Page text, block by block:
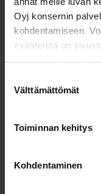
Oyj konsernin
kohdentamiseen.
evästeistä on
toiminnan kannalta
valinta
Välttämättömät
Toiminnan kehitys
Kohdentaminen
Palaa sivulle –
Etkö